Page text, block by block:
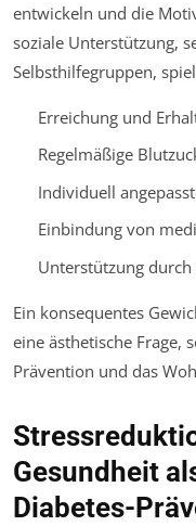
entwickeln und die
soziale Unterstützung,
Selbsthilfegruppen,
Erreichung und
Regelmäßige
Individuell
Einbindung von
Unterstützung
Ein konsequentes
eine ästhetische Frage,
Prävention und das
Gesundheit
Diabetes-